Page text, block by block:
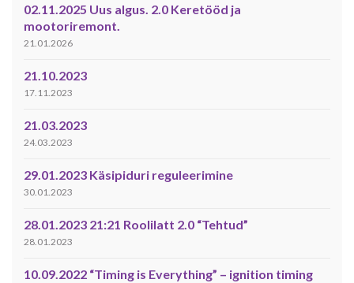
02.11.2025 Uus algus. 2.0 Keretööd ja
mootoriremont.
21.01.2026
21.10.2023
17.11.2023
21.03.2023
24.03.2023
29.01.2023 Käsipiduri reguleerimine
30.01.2023
28.01.2023 21:21 Roolilatt 2.0 “Tehtud”
28.01.2023
10.09.2022 “Timing is Everything” – ignition timing